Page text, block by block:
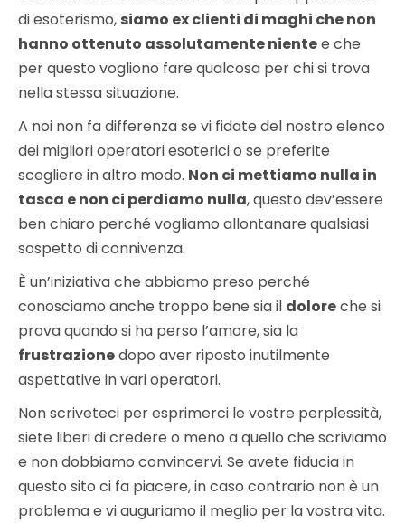
di esoterismo, siamo ex clienti di maghi che non
hanno ottenuto assolutamente nientee che
per questo vogliono fare qualcosa per chi si trova
nella stessa situazione.
A noi non fa differenza se vi fidate del nostro elenco
dei migliori operatori esoterici o se preferite
scegliere in altro modo. Non ci mettiamo nulla in
tasca e non ci perdiamo nulla, questo dev’essere
ben chiaro perché vogliamo allontanare qualsiasi
sospetto di connivenza.
È un’iniziativa che abbiamo preso perché
conosciamo anche troppo bene sia il doloreche si
prova quando si ha perso l’amore, sia la
frustrazionedopo aver riposto inutilmente
aspettative in vari operatori.
Non scriveteci per esprimerci le vostre perplessità,
siete liberi di credere o meno a quello che scriviamo
e non dobbiamo convincervi. Se avete fiducia in
questo sito ci fa piacere, in caso contrario non è un
problema e vi auguriamo il meglio per la vostra vita.